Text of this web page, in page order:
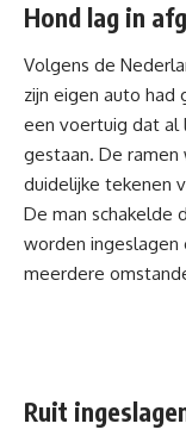
Hond lag in
Volgens de
zijn eigen auto
een voertuig dat al
gestaan. De
duidelijke tekenen
De man schakelde
worden
meerdere
Ruit